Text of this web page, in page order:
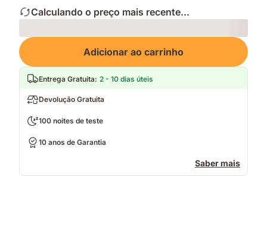
Calculando o preço mais recente...
Loading
Adicionar ao carrinho
Entrega Gratuita: 2 - 10 dias úteis
Devolução Gratuita
100 noites de teste
10 anos de Garantia
Saber mais